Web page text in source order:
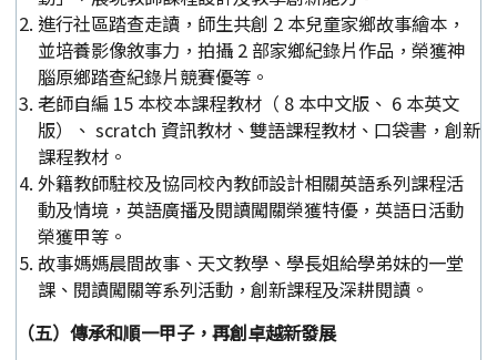
進行社區踏查走讀，師生共創 2 本兒童家鄉故事繪本，
並培養影像敘事力，拍攝 2 部家鄉紀錄片作品，榮獲神
腦原鄉踏查紀錄片競賽優等。
老師自編 15 本校本課程教材（ 8 本中文版、 6 本英文
版）、 scratch 資訊教材、雙語課程教材、口袋書，創新
課程教材。
外籍教師駐校及協同校內教師設計相關英語系列課程活
動及情境，英語廣播及閱讀闖關榮獲特優，英語日活動
榮獲甲等。
故事媽媽晨間故事、天文教學、學長姐給學弟妹的一堂
課、閱讀闖關等系列活動，創新課程及深耕閱讀。
（五）傳承和順一甲子，再創卓越新發展